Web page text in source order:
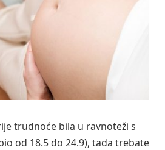
trudnoće bila u ravnoteži s
od 18.5 do 24.9), tada trebate